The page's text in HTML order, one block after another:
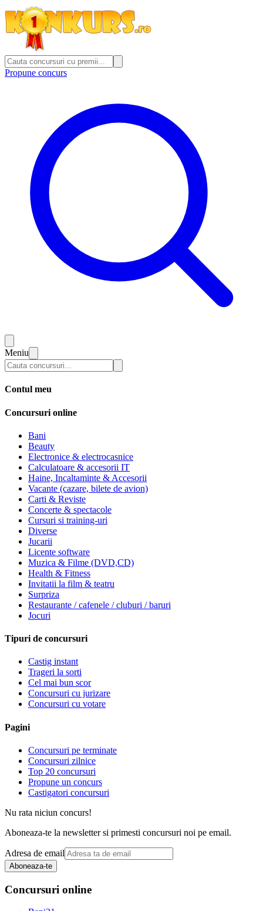
Propune concurs
Meniu
Contul meu
Concursuri online
Bani
Beauty
Electronice & electrocasnice
Calculatoare & accesorii IT
Haine, Incaltaminte & Accesorii
Vacante (cazare, bilete de avion)
Carti & Reviste
Concerte & spectacole
Cursuri si training-uri
Diverse
Jucarii
Licente software
Muzica & Filme (DVD,CD)
Health & Fitness
Invitatii la film & teatru
Surpriza
Restaurante / cafenele / cluburi / baruri
Jocuri
Tipuri de concursuri
Castig instant
Trageri la sorti
Cel mai bun scor
Concursuri cu jurizare
Concursuri cu votare
Pagini
Concursuri pe terminate
Concursuri zilnice
Top 20 concursuri
Propune un concurs
Castigatori concursuri
Nu rata niciun concurs!
Aboneaza-te la newsletter si primesti concursuri noi pe email.
Adresa de email
Aboneaza-te
Concursuri online